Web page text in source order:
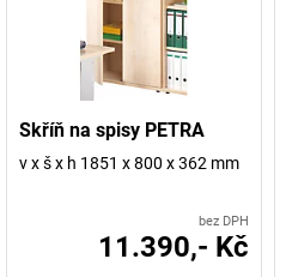
Skříň na spisy PETRA
v x š x h 1851 x 800 x 362 mm
bez DPH
11.390,- Kč